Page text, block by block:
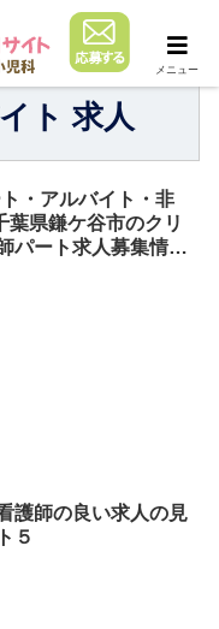
ト 求人
・アルバイト・非
葉県鎌ケ谷市のクリ
パート求人募集情報
護師の良い求人の見
５
メニュー